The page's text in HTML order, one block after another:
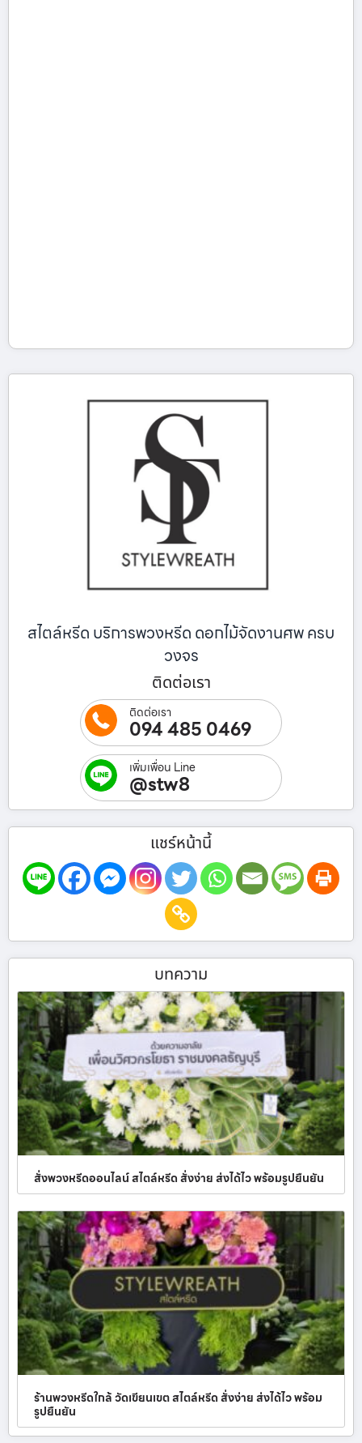
สไตล์หรีด บริการพวงหรีด ดอกไม้จัดงานศพ ครบ
วงจร
ติดต่อเรา
ติดต่อเรา
094 485 0469
เพิ่มเพื่อน Line
@stw8
แชร์หน้านี้
บทความ
สั่งพวงหรีดออนไลน์ สไตล์หรีด สั่งง่าย ส่งได้ไว พร้อมรูปยืนยัน
ร้านพวงหรีดใกล้ วัดเขียนเขต สไตล์หรีด สั่งง่าย ส่งได้ไว พร้อม
รูปยืนยัน